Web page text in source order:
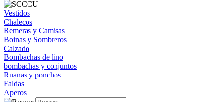
Vestidos
Chalecos
Remeras y Camisas
Boinas y Sombreros
Calzado
Bombachas de lino
bombachas y conjuntos
Ruanas y ponchos
Faldas
Aperos